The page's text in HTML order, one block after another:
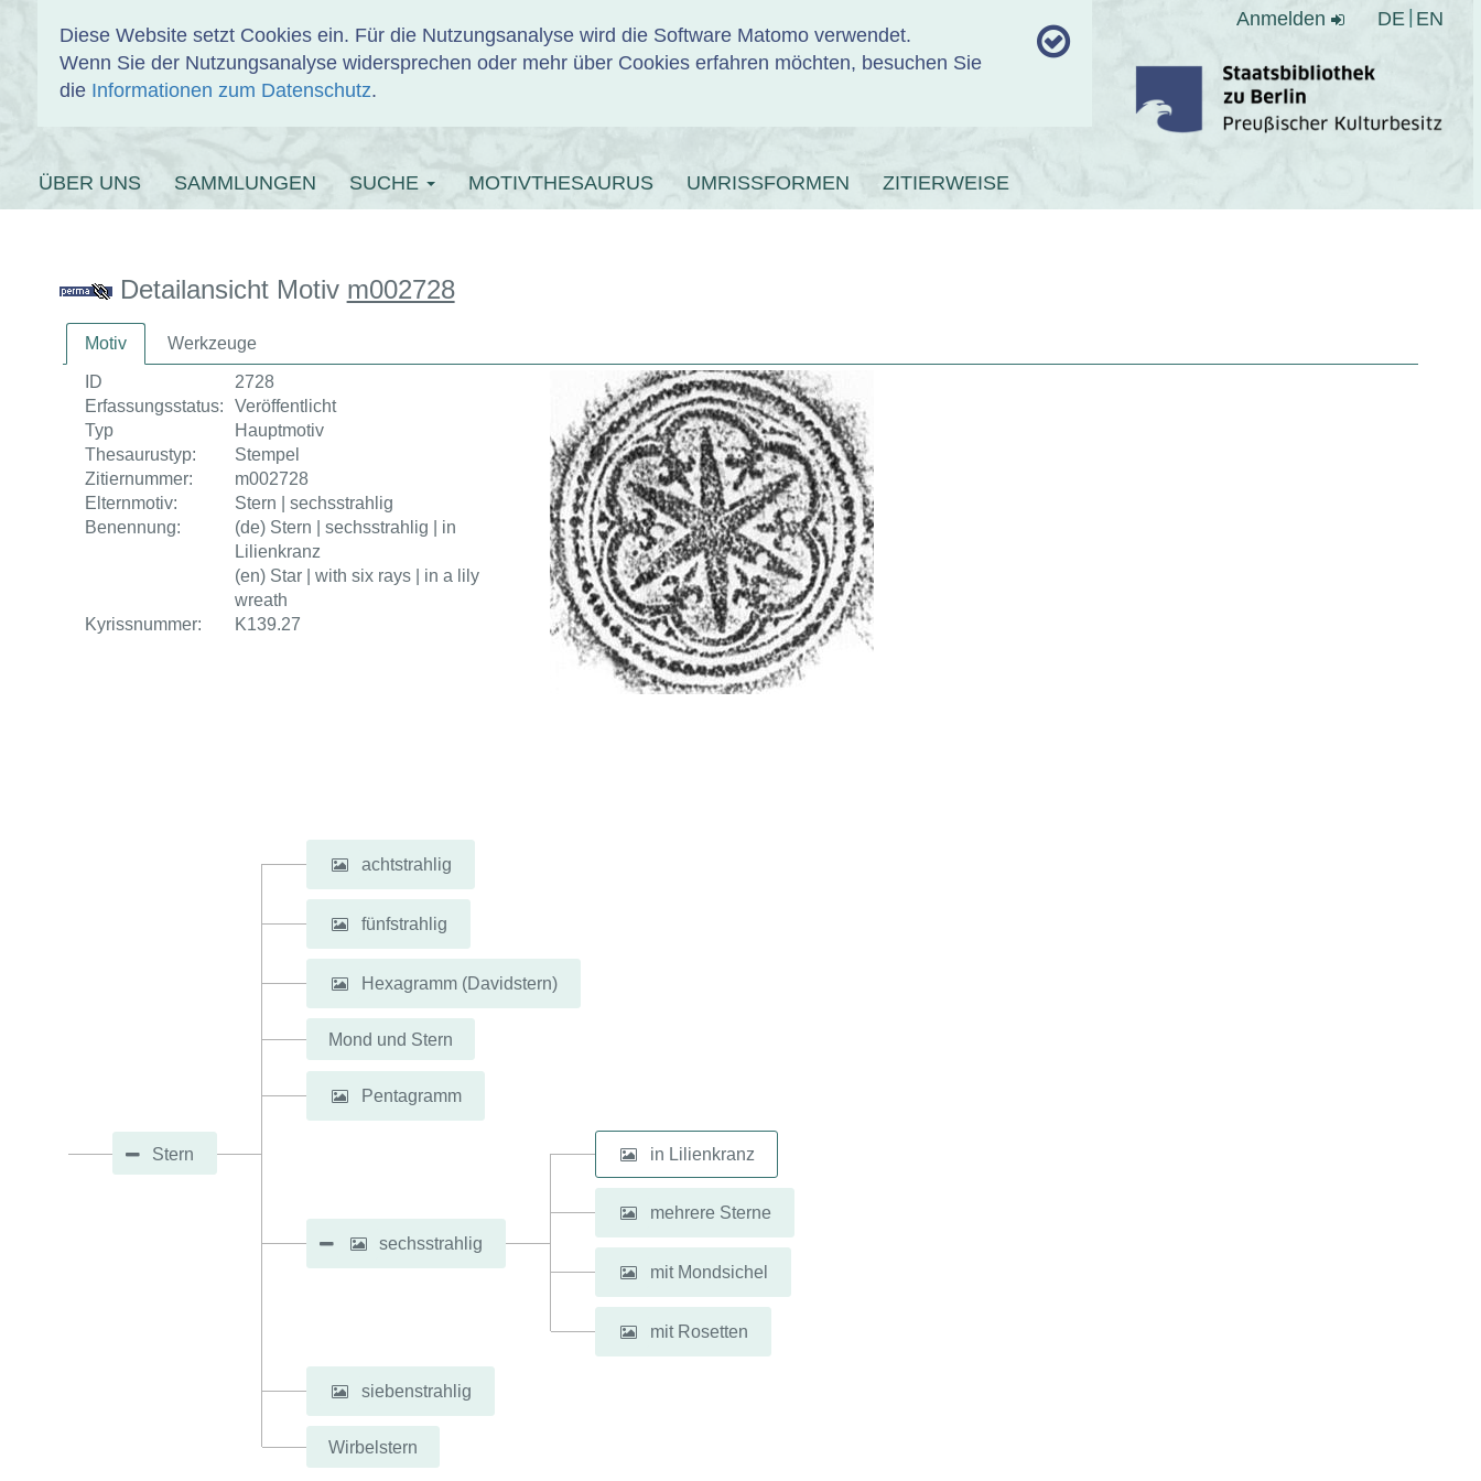
Diese Website setzt Cookies ein. Für die Nutzungsanalyse wird die Software Matomo verwendet.
Wenn Sie der Nutzungsanalyse widersprechen oder mehr über Cookies erfahren möchten, besuchen Sie
die Informationen zum Datenschutz.
Anmelden DE EN
EINBANDDATENBANK
ÜBER UNS SAMMLUNGEN SUCHE MOTIVTHESAURUS UMRISSFORMEN ZITIERWEISE
Detailansicht Motiv m002728
Motiv Werkzeuge
ID
2728
Erfassungsstatus:
Veröffentlicht
Typ
Hauptmotiv
Thesaurustyp:
Stempel
Zitiernummer:
m002728
Elternmotiv:
Stern | sechsstrahlig
Benennung:
(de) Stern | sechsstrahlig | in
Lilienkranz
(en) Star | with six rays | in a lily
wreath
Kyrissnummer:
K139.27
Stern
achtstrahlig
fünfstrahlig
Hexagramm (Davidstern)
Mond und Stern
Pentagramm
sechsstrahlig
in Lilienkranz
mehrere Sterne
mit Mondsichel
mit Rosetten
siebenstrahlig
Wirbelstern